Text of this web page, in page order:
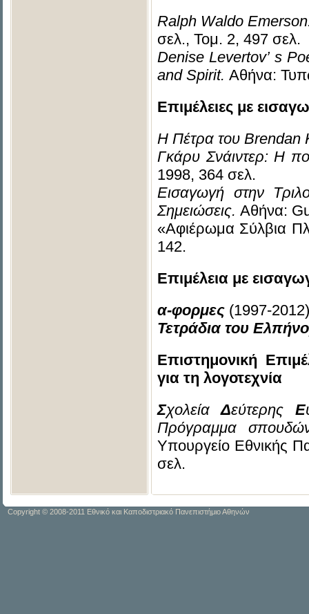
Ralph Waldo
σελ., Τομ. 2, 497 σελ.
Denise Levertov’ s
and Spirit. Αθήνα:
Επιμέλειες με
Η Πέτρα του Brendan
Γκάρυ Σνάιντερ: Η
1998, 364 σελ.
Εισαγωγή στην
Σημειώσεις. Αθήνα:
«Αφιέρωμα Σύλβια
142.
Επιμέλεια με
α-φορμες (1997-2012)
Τετράδια του
Επιστημονική
για τη λογοτεχνία
ΣχολείαΔεύτερης Ε
Πρόγραμμα σπουδών,
Υπουργείο Εθνικής
σελ.
Copyright © 2008-2011 Εθνικό και Καποδιστριακό Πανεπιστήμιο Αθηνών